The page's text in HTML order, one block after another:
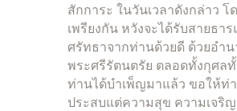
สักการะ ในวันเวลาดังกล่าว โ
เพรียงกัน หวังจะได้รับสายธาร
ศรัทธาจากท่านด้วยดี ด้วยอำ
พระศรีรัตนตรัย ตลอดทั้งกุศล
ท่านได้บำเพ็ญมาแล้ว ขอให้ท่
ประสบแต่ความสุข ความเจริญ